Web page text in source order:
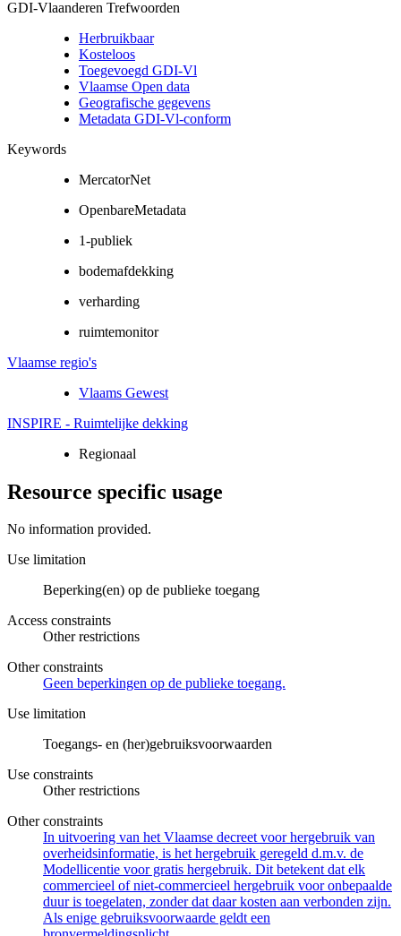
GDI-Vlaanderen Trefwoorden
Herbruikbaar
Kosteloos
Toegevoegd GDI-Vl
Vlaamse Open data
Geografische gegevens
Metadata GDI-Vl-conform
Keywords
MercatorNet
OpenbareMetadata
1-publiek
bodemafdekking
verharding
ruimtemonitor
Vlaamse regio's
Vlaams Gewest
INSPIRE - Ruimtelijke dekking
Regionaal
Resource specific usage
No information provided.
Use limitation
Beperking(en) op de publieke toegang
Access constraints
Other restrictions
Other constraints
Geen beperkingen op de publieke toegang.
Use limitation
Toegangs- en (her)gebruiksvoorwaarden
Use constraints
Other restrictions
Other constraints
In uitvoering van het Vlaamse decreet voor hergebruik van
overheidsinformatie, is het hergebruik geregeld d.m.v. de
Modellicentie voor gratis hergebruik. Dit betekent dat elk
commercieel of niet-commercieel hergebruik voor onbepaalde
duur is toegelaten, zonder dat daar kosten aan verbonden zijn.
Als enige gebruiksvoorwaarde geldt een